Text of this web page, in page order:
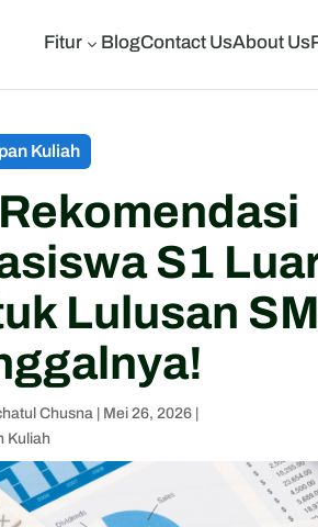
Fitur3 BlogContact UsAbout Us
Kuliah
S1
Lulusan
Chusna Mei 26, 2026
Kuliah